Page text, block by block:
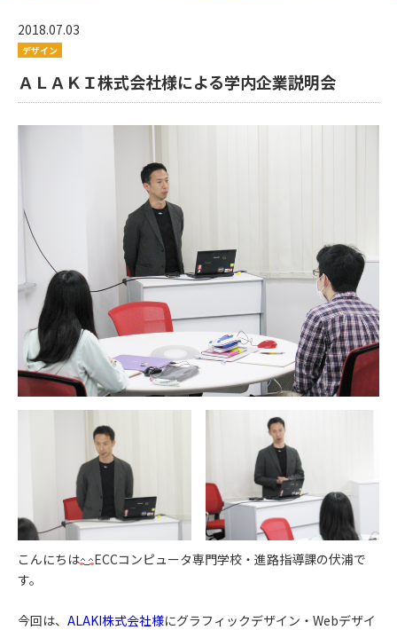
2018.07.03
デザイン
ＡＬＡＫＩ株式会社様による学内企業説明会
こんにちは
ECCコンピュータ専門学校・進路指導課の伏浦で
す。
今回は、 ALAKI株式会社様にグラフィックデザイン・Webデザイ